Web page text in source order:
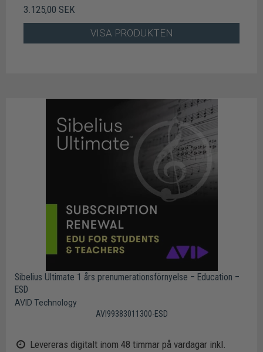
3.125,00 SEK
VISA PRODUKTEN
Sibelius Ultimate 1 års prenumerationsförnyelse – Education –
ESD
AVID Technology
AVI99383011300-ESD
Levereras digitalt inom 48 timmar på vardagar inkl.